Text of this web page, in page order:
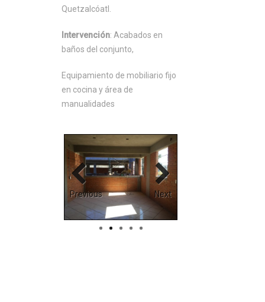
Quetzalcóatl.
Intervención: Acabados en
baños del conjunto,
Equipamiento de mobiliario fijo
en cocina y área de
manualidades
Previous Next